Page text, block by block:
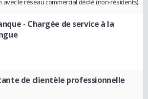
avec le réseau commercial dédié (non-résidents)
- Chargée de service à la
de clientèle professionnelle